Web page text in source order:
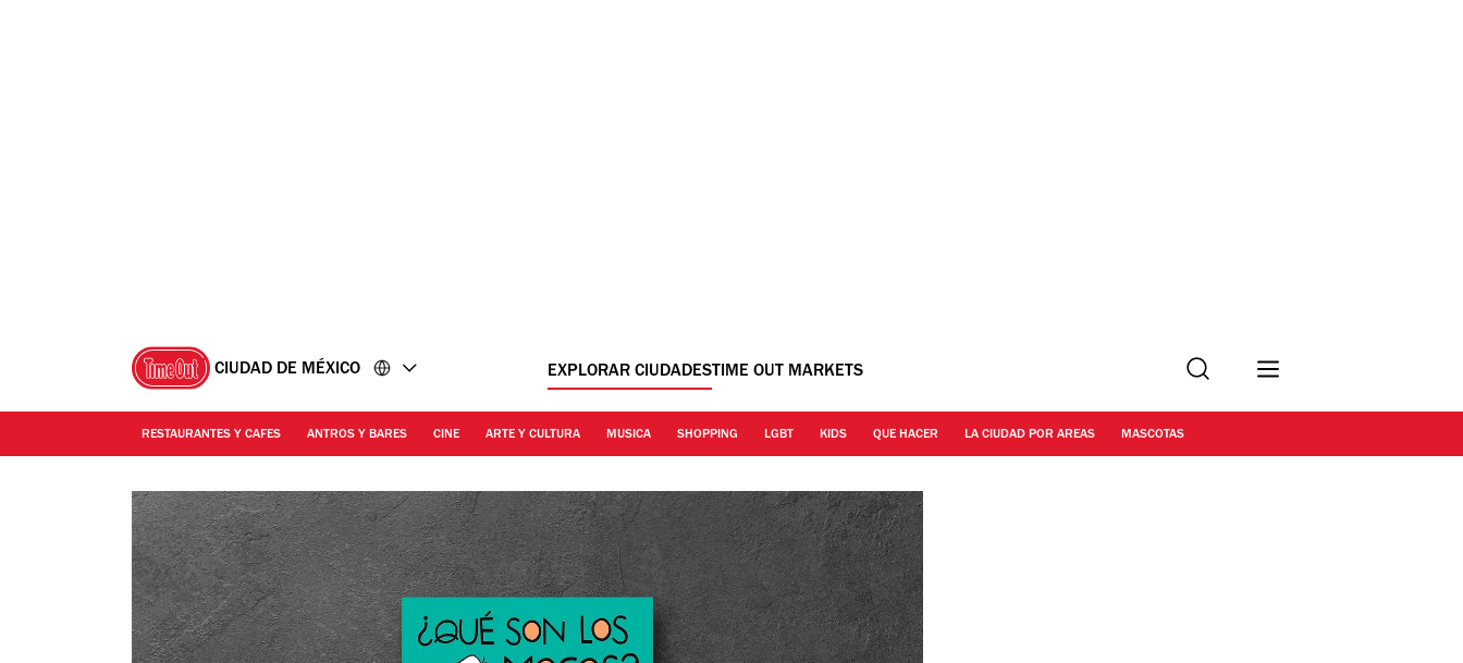
CIUDAD DE MÉXICO EXPLORAR CIUDADESTIME OUT MARKETS Buscar
RESTAURANTES Y CAFES ANTROS Y BARES CINE ARTE Y CULTURA MUSICA SHOPPING LGBT KIDS QUE HACER LA CIUDAD POR AREAS MASCOTAS